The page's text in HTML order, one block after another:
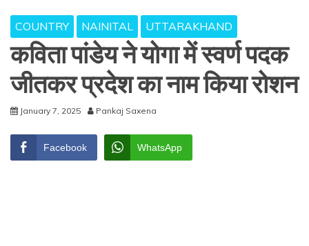
COUNTRY NAINITAL UTTARAKHAND
कविता पांडेय ने योगा में स्वर्ण पदक
जीतकर प्रदेश का नाम किया रोशन
January 7, 2025 Pankaj Saxena
Facebook WhatsApp